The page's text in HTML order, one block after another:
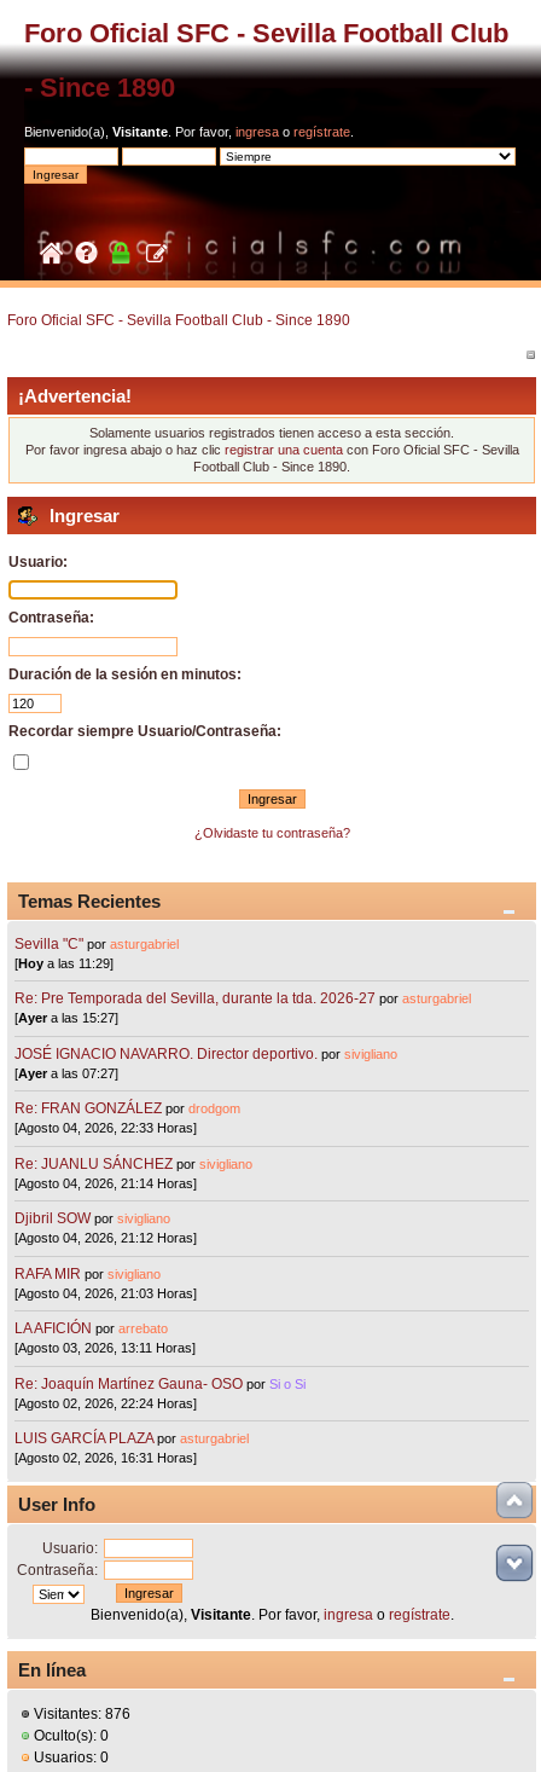
Foro Oficial SFC - Sevilla Football Club
- Since 1890
Bienvenido(a), Visitante . Por favor, ingresa o regístrate
Foro Oficial SFC - Sevilla Football Club - Since 1890
¡Advertencia!
Solamente usuarios registrados tienen acceso a esta sección.
Por favor ingresa abajo o haz clic registrar una cuentacon Foro Oficial SFC - Sevilla
Football Club - Since 1890.
Ingresar
Usuario:
Contraseña:
Duración de la sesión en minutos:
Recordar siempre Usuario/Contraseña:
¿Olvidaste tu contraseña?
Temas Recientes
Sevilla "C"porasturgabriel
[Hoy a las 11:29]
Re: Pre Temporada del Sevilla, durante la tda. 2026-27 porasturgabriel
[Ayera las 15:27]
JOSÉ IGNACIO NAVARRO. Director deportivo. porsivigliano
[Ayera las 07:27]
Re: FRAN GONZÁLEZ pordrodgom
[Agosto 04, 2026, 22:33 Horas]
Re: JUANLU SÁNCHEZ porsivigliano
[Agosto 04, 2026, 21:14 Horas]
Djibril SOW porsivigliano
[Agosto 04, 2026, 21:12 Horas]
RAFA MIR porsivigliano
[Agosto 04, 2026, 21:03 Horas]
LA AFICIÓN porarrebato
[Agosto 03, 2026, 13:11 Horas]
Re: Joaquín Martínez Gauna- OSO porSi o Si
[Agosto 02, 2026, 22:24 Horas]
LUIS GARCÍA PLAZA porasturgabriel
[Agosto 02, 2026, 16:31 Horas]
User Info
Usuario:
Contraseña:
Bienvenido(a), Visitante. Por favor, ingresao regístrate.
En línea
Visitantes: 876
Oculto(s): 0
Usuarios: 0